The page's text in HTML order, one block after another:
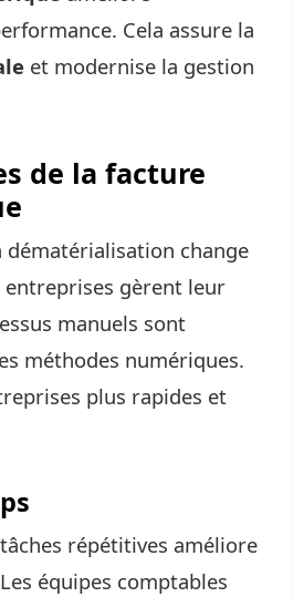
Cela assure la
et modernise la gestion
de la facture
dématérialisation change
entreprises gèrent leur
manuels sont
méthodes numériques.
plus rapides et
répétitives améliore
équipes comptables